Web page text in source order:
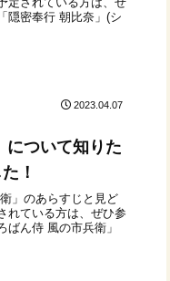
隠密奉行 朝比奈」(シ
2023.04.07
について知りた
！
」のあらすじと見ど
れている方は、ぜひ参
ん侍 風の市兵衛」